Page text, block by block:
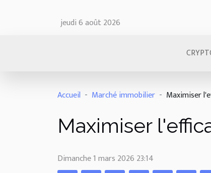
jeudi 6 août 2026
Accueil Marché immobilier Maximiser
Maximiser
Dimanche 1 mars 2026 23:14